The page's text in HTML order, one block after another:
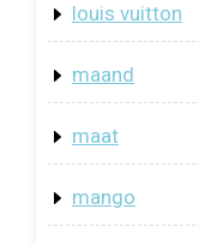
louis vuitton
maand
maat
mango